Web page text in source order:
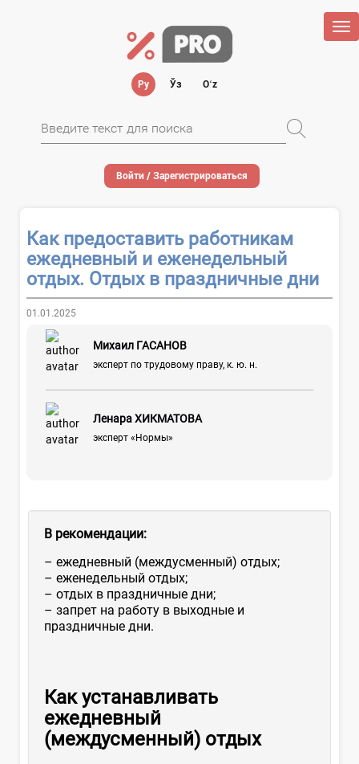
Ру Ўз Oʻz
Войти / Зарегистрироваться
Как предоставить работникам
ежедневный и еженедельный
отдых. Отдых в праздничные дни
01.01.2025
Михаил ГАСАНОВ
эксперт по трудовому праву, к. ю. н.
Ленара ХИКМАТОВА
эксперт «Нормы»
В рекомендации:
– ежедневный (междусменный) отдых;
– еженедельный отдых;
– отдых в праздничные дни;
– запрет на работу в выходные и
праздничные дни.
Как устанавливать
ежедневный
(междусменный) отдых